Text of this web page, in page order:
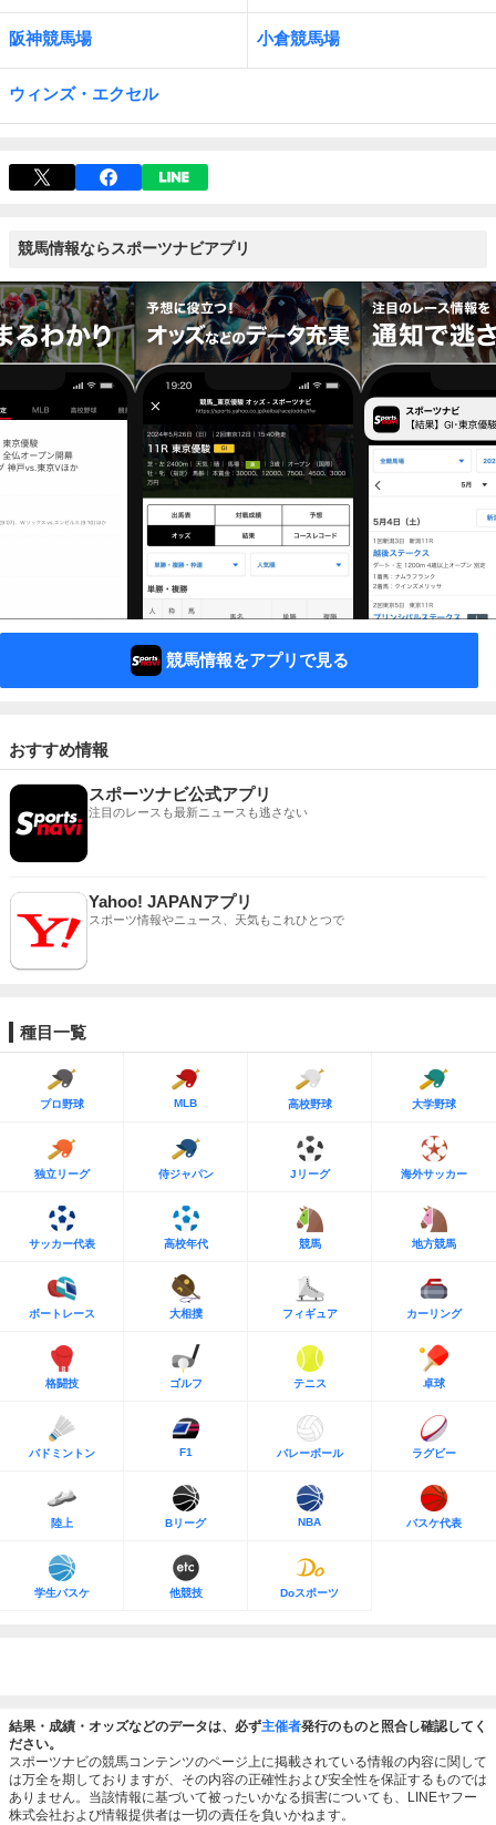
阪神競馬場 小倉競馬場
ウィンズ・エクセル
競馬情報ならスポーツナビアプリ
競馬情報をアプリで見る
おすすめ情報
スポーツナビ公式アプリ
注目のレースも最新ニュースも逃さない
Yahoo! JAPANアプリ
スポーツ情報やニュース、天気もこれひとつで
種目一覧
プロ野球 MLB 高校野球 大学野球
独立リーグ 侍ジャパン Jリーグ 海外サッカー
サッカー代表 高校年代 競馬 地方競馬
ボートレース 大相撲 フィギュア カーリング
格闘技 ゴルフ テニス 卓球
バドミントン F1 バレーボール ラグビー
陸上 Bリーグ NBA バスケ代表
学生バスケ 他競技 Doスポーツ
結果・成績・オッズなどのデータは、必ず主催者発行のものと照合し確認してく
ださい。
スポーツナビの競馬コンテンツのページ上に掲載されている情報の内容に関して
は万全を期しておりますが、その内容の正確性および安全性を保証するものでは
ありません。当該情報に基づいて被ったいかなる損害についても、LINEヤフー
株式会社および情報提供者は一切の責任を負いかねます。